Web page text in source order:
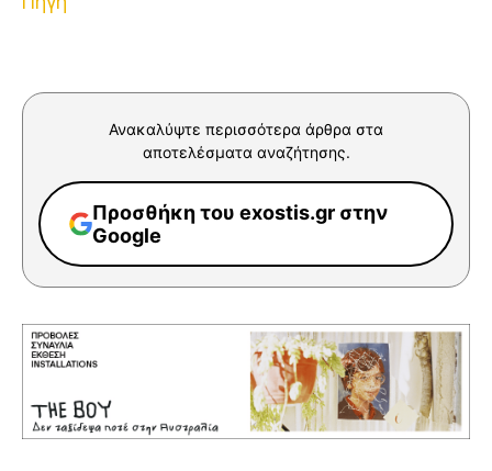
Ανακαλύψτε περισσότερα άρθρα στα
αποτελέσματα αναζήτησης.
Προσθήκη του exostis.gr στην
Google